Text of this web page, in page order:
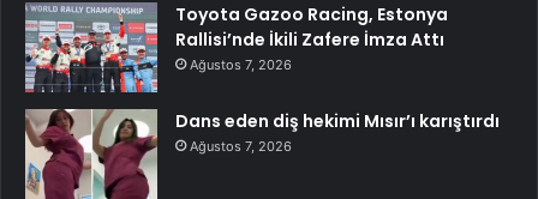
Toyota Gazoo Racing, Estonya
Rallisi’nde İkili Zafere İmza Attı
Ağustos 7, 2026
Dans eden diş hekimi Mısır’ı karıştırdı
Ağustos 7, 2026